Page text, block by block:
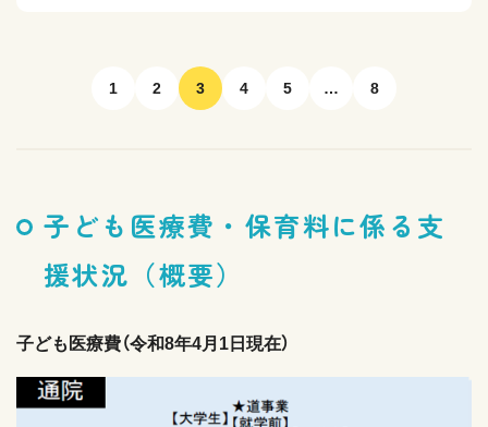
1 2 3 4 5 … 8
子ども医療費・保育料に係る支
援状況（概要）
子ども医療費（令和8年4月1日現在）